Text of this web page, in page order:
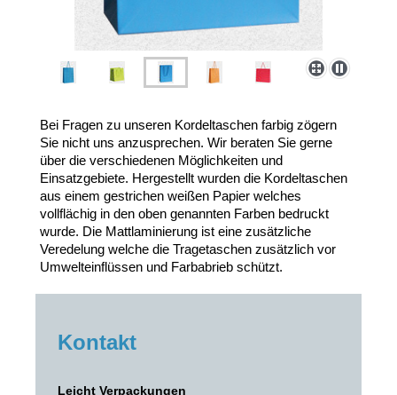
Bei Fragen zu unseren Kordeltaschen farbig zögern
Sie nicht uns anzusprechen. Wir beraten Sie gerne
über die verschiedenen Möglichkeiten und
Einsatzgebiete. Hergestellt wurden die Kordeltaschen
aus einem gestrichen weißen Papier welches
vollflächig in den oben genannten Farben bedruckt
wurde. Die Mattlaminierung ist eine zusätzliche
Veredelung welche die Tragetaschen zusätzlich vor
Umwelteinflüssen und Farbabrieb schützt.
Kontakt
Leicht Verpackungen